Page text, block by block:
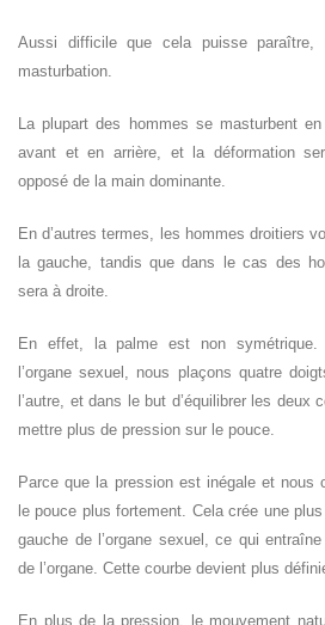
Aussi difficile que cela puisse
masturbation.
La plupart des hommes se masturbent
avant et en arrière, et la déformation
opposé de la main dominante.
En d’autres termes, les hommes droitiers
la gauche, tandis que dans le cas des
sera à droite.
En effet, la palme est non symétrique.
l’organe sexuel, nous plaçons quatre
l’autre, et dans le but d’équilibrer les deux
mettre plus de pression sur le pouce.
Parce que la pression est inégale et nous
le pouce plus fortement. Cela crée une
gauche de l’organe sexuel, ce qui
de l’organe. Cette courbe devient plus
En plus de la pression, le mouvement